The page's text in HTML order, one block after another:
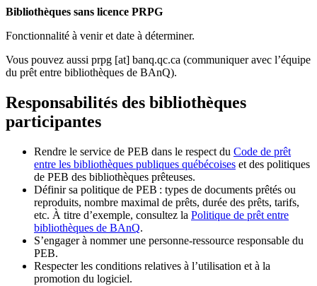
Bibliothèques sans licence PRPG
Fonctionnalité à venir et date à déterminer.
Vous pouvez aussi prpg [at] banq.qc.ca (communiquer avec l’équipe
du prêt entre bibliothèques de BAnQ).
Responsabilités des bibliothèques
participantes
Rendre le service de PEB dans le respect du Code de prêt
entre les bibliothèques publiques québécoises et des politiques
de PEB des bibliothèques prêteuses.
Définir sa politique de PEB : types de documents prêtés ou
reproduits, nombre maximal de prêts, durée des prêts, tarifs,
etc. À titre d’exemple, consultez la Politique de prêt entre
bibliothèques de BAnQ.
S’engager à nommer une personne-ressource responsable du
PEB.
Respecter les conditions relatives à l’utilisation et à la
promotion du logiciel.